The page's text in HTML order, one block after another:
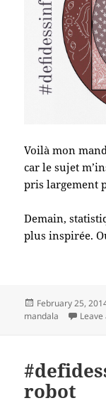
Voilà mon
car le sujet
pris largement
Demain,
plus inspirée.
Posted
on
February 25,
mandala
robot